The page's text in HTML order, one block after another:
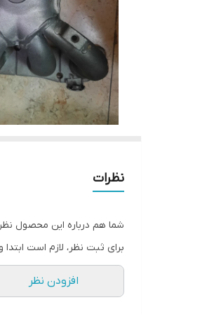
نظرات
شما هم درباره این محصول
برای ثبت نظر، لازم است
افزودن نظر